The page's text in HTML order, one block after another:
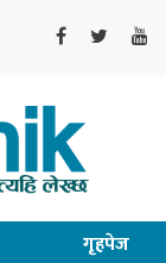
गृहपेज